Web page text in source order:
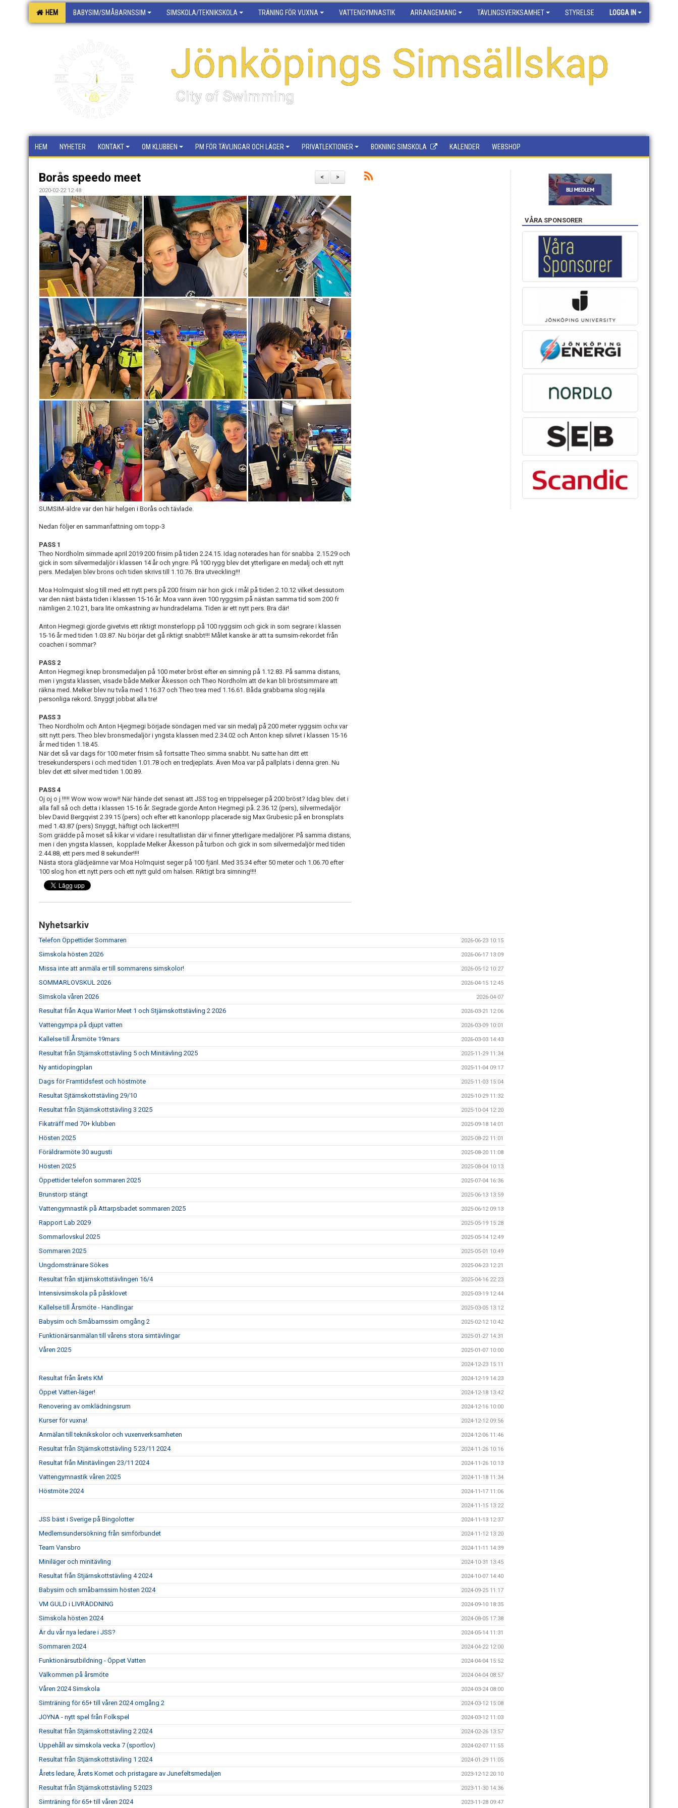
HEM BABYSIM/SMÅBARNSSIM SIMSKOLA/TEKNIKSKOLA TRÄNING FÖR VUXNA VATTENGYMNASTIK ARRANGEMANG TÄVLINGSVERKSAMHET STYRELSE LOGGA IN
Jönköpings Simsällskap
City of Swimming
HEM NYHETER KONTAKT OM KLUBBEN PM FÖR TÄVLINGAR OCH LÄGER PRIVATLEKTIONER BOKNING SIMSKOLA KALENDER WEBSHOP
>
<
Borås speedo meet
2020-02-22 12:48
SUMSIM-äldre var den här helgen i Borås och tävlade.
Nedan följer en sammanfattning om topp-3
PASS 1
Theo Nordholm simmade april 2019 200 frisim på tiden 2.24.15. Idag noterades han för snabba 2.15.29 och
gick in som silvermedaljör i klassen 14 år och yngre. På 100 rygg blev det ytterligare en medalj och ett nytt
pers. Medaljen blev brons och tiden skrivs till 1.10.76. Bra utveckling!!!
Moa Holmquist slog till med ett nytt pers på 200 frisim när hon gick i mål på tiden 2.10.12 vilket dessutom
var den näst bästa tiden i klassen 15-16 år. Moa vann även 100 ryggsim på nästan samma tid som 200 fr
nämligen 2.10.21, bara lite omkastning av hundradelarna. Tiden är ett nytt pers. Bra där!
Anton Hegmegi gjorde givetvis ett riktigt monsterlopp på 100 ryggsim och gick in som segrare i klassen
15-16 år med tiden 1.03.87. Nu börjar det gå riktigt snabbt!!! Målet kanske är att ta sumsim-rekordet från
coachen i sommar?
PASS 2
Anton Hegmegi knep bronsmedaljen på 100 meter bröst efter en simning på 1.12.83. På samma distans,
men i yngsta klassen, visade både Melker Åkesson och Theo Nordholm att de kan bli bröstsimmare att
räkna med. Melker blev nu tvåa med 1.16.37 och Theo trea med 1.16.61. Båda grabbarna slog rejäla
personliga rekord. Snyggt jobbat alla tre!
PASS 3
Theo Nordholm och Anton Hjegmegi började söndagen med var sin medalj på 200 meter ryggsim ochx var
sitt nytt pers. Theo blev bronsmedaljör i yngsta klassen med 2.34.02 och Anton knep silvret i klassen 15-16
år med tiden 1.18.45.
När det så var dags för 100 meter frisim så fortsatte Theo simma snabbt. Nu satte han ditt ett
tresekunderspers i och med tiden 1.01.78 och en tredjeplats. Även Moa var på pallplats i denna gren. Nu
blev det ett silver med tiden 1.00.89.
PASS 4
Oj oj o j !!!!! Wow wow wow!! När hände det senast att JSS tog en trippelseger på 200 bröst? Idag blev. det i
alla fall så och detta i klassen 15-16 år. Segrade gjorde Anton Hegmegi på. 2.36.12 (pers), silvermedaljör
blev David Bergqvist 2.39.15 (pers) och efter ett kanonlopp placerade sig Max Grubesic på en bronsplats
med 1.43.87 (pers) Snyggt, häftigt och läckert!!!!l
Som grädde på moset så kikar vi vidare i resultatlistan där vi finner ytterligare medaljörer. På samma distans,
men i den yngsta klassen, kopplade Melker Åkesson på turbon och gick in som silvermedaljör med tiden
2.44.88, ett pers med 8 sekunder!!!!
Nästa stora glädjeämne var Moa Holmquist seger på 100 fjäril. Med 35.34 efter 50 meter och 1.06.70 efter
100 slog hon ett nytt pers och ett nytt guld om halsen. Riktigt bra simning!!!!
Nyhetsarkiv
Telefon Öppettider Sommaren 2026-06-23 10:15
Simskola hösten 2026 2026-06-17 13:09
Missa inte att anmäla er till sommarens simskolor! 2026-05-12 10:27
SOMMARLOVSKUL 2026 2026-04-15 12:45
Simskola våren 2026 2026-04-07
Resultat från Aqua Warrior Meet 1 och Stjärnskottstävling 2 2026 2026-03-21 12:06
Vattengympa på djupt vatten 2026-03-09 10:01
Kallelse till Årsmöte 19mars 2026-03-03 14:43
Resultat från Stjärnskottstävling 5 och Minitävling 2025 2025-11-29 11:34
Ny antidopingplan 2025-11-04 09:17
Dags för Framtidsfest och höstmöte 2025-11-03 15:04
Resultat Sjtärnskottstävling 29/10 2025-10-29 11:32
Resultat från Stjärnskottstävling 3 2025 2025-10-04 12:20
Fikaträff med 70+ klubben 2025-09-18 14:01
Hösten 2025 2025-08-22 11:01
Föräldrarmöte 30 augusti 2025-08-20 11:08
Hösten 2025 2025-08-04 10:13
Öppettider telefon sommaren 2025 2025-07-04 16:36
Brunstorp stängt 2025-06-13 13:59
Vattengymnastik på Attarpsbadet sommaren 2025 2025-06-12 09:13
Rapport Lab 2029 2025-05-19 15:28
Sommarlovskul 2025 2025-05-14 12:49
Sommaren 2025 2025-05-01 10:49
Ungdomstränare Sökes 2025-04-23 12:21
Resultat från stjärnskottstävlingen 16/4 2025-04-16 22:23
Intensivsimskola på påsklovet 2025-03-19 12:44
Kallelse till Årsmöte - Handlingar 2025-03-05 13:12
Babysim och Småbarnssim omgång 2 2025-02-12 10:42
Funktionärsanmälan till vårens stora simtävlingar 2025-01-27 14:31
Våren 2025 2025-01-07 10:00
2024-12-23 15:11
Resultat från årets KM 2024-12-19 14:23
Öppet Vatten-läger! 2024-12-18 13:42
Renovering av omklädningsrum 2024-12-16 10:00
Kurser för vuxna! 2024-12-12 09:56
Anmälan till teknikskolor och vuxenverksamheten 2024-12-06 11:46
Resultat från Stjärnskottstävling 5 23/11 2024 2024-11-26 10:16
Resultat från Minitävlingen 23/11 2024 2024-11-26 10:13
Vattengymnastik våren 2025 2024-11-18 11:34
Höstmöte 2024 2024-11-17 11:06
2024-11-15 13:22
JSS bäst i Sverige på Bingolotter 2024-11-13 12:37
Medlemsundersökning från simförbundet 2024-11-12 13:20
Team Vansbro 2024-11-11 14:39
Miniläger och minitävling 2024-10-31 13:45
Resultat från Stjärnskottstävling 4 2024 2024-10-07 14:40
Babysim och småbarnssim hösten 2024 2024-09-25 11:17
VM GULD i LIVRÄDDNING 2024-09-10 18:35
Simskola hösten 2024 2024-08-05 17:38
Är du vår nya ledare i JSS? 2024-05-14 11:31
Sommaren 2024 2024-04-22 12:00
Funktionärsutbildning - Öppet Vatten 2024-04-04 15:52
Välkommen på årsmöte 2024-04-04 08:57
Våren 2024 Simskola 2024-03-24 08:00
Simträning för 65+ till våren 2024 omgång 2 2024-03-12 15:08
JOYNA - nytt spel från Folkspel 2024-03-12 11:03
Resultat från Stjärnskottstävling 2 2024 2024-02-26 13:57
Uppehåll av simskola vecka 7 (sportlov) 2024-02-07 11:55
Resultat från Stjärnskottstävling 1 2024 2024-01-29 11:05
Årets ledare, Årets Komet och pristagare av Junefeltsmedaljen 2023-12-12 20:10
Resultat från Stjärnskottstävling 5 2023 2023-11-30 14:36
Simträning för 65+ till våren 2024 2023-11-28 09:47
VÅRA SPONSORER